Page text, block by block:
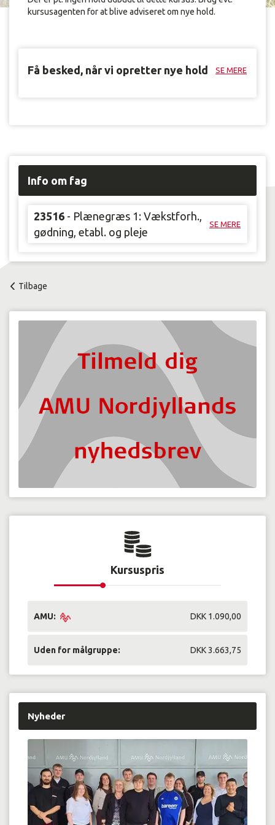
kursusagenten for at blive adviseret om nye hold.
Få besked, når vi opretter nye hold SE MERE
Info om fag
23516 - Plænegræs 1: Vækstforh.,
gødning, etabl. og pleje
SE MERE
Tilbage
Kursuspris
AMU: DKK 1.090,00
Uden for målgruppe: DKK 3.663,75
Nyheder